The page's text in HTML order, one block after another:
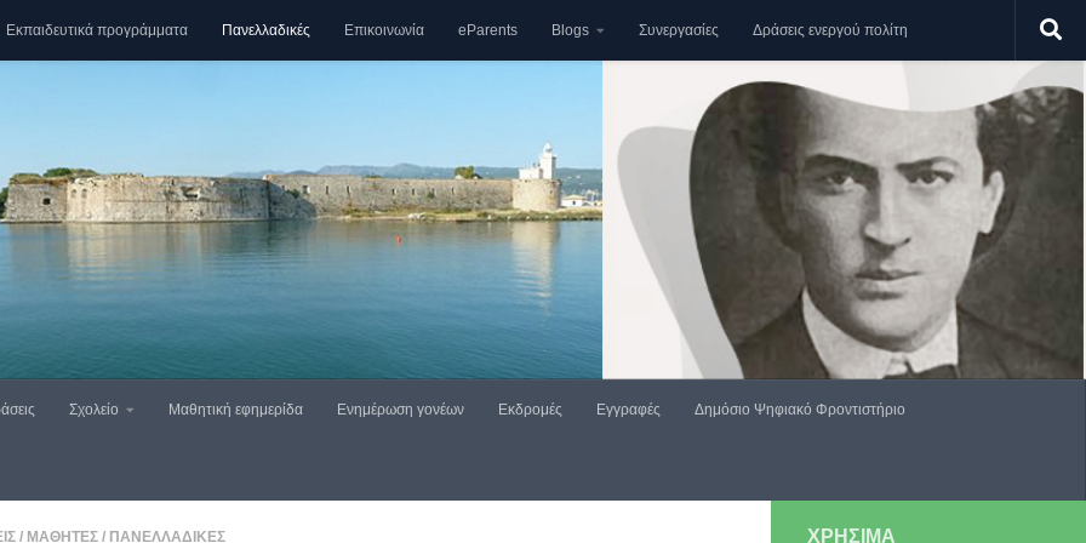
Εκπαιδευτικά προγράμματα Πανελλαδικές Επικοινωνία eParents Blogs Συνεργασίες Δράσεις ενεργού πολίτη
Σχολείο Μαθητική εφημερίδα Ενημέρωση γονέων Εκδρομές Εγγραφές Δημόσιο Ψηφιακό Φροντιστήριο
/ ΜΑΘΗΤΈΣ / ΠΑΝΕΛΛΑΔΙΚΈΣ ΧΡΗΣΙΜΑ